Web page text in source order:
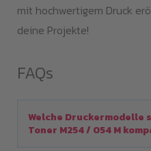
mit hochwertigem Druck
deine Projekte!
FAQs
Welche Druckermodelle
Toner M254 / 054 M